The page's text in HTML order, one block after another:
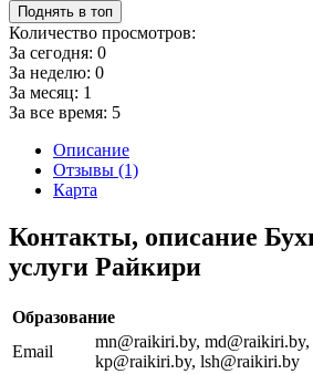
Поднять в топ
Количество просмотров:
За сегодня: 0
За неделю: 0
За месяц: 1
За все время: 5
Описание
Отзывы (1)
Карта
Контакты, описание
услуги Райкири
Образование
Email
mn@raikiri.by,
kp@raikiri.by, lsh@raikiri.by